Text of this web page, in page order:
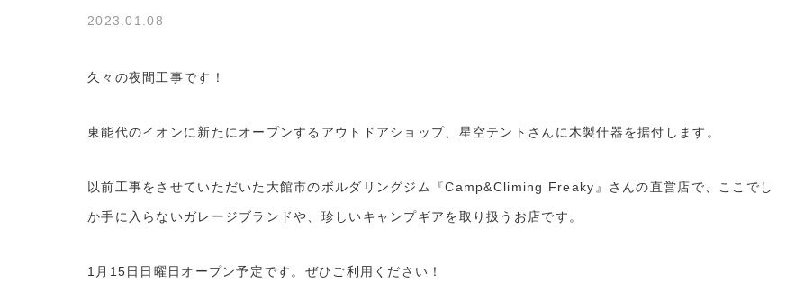
2023.01.08
久々の夜間工事です！
東能代のイオンに新たにオープンするアウトドアショップ、星空テントさんに木製什器を据付します。
以前工事をさせていただいた大館市のボルダリングジム『Camp&Climing Freaky』さんの直営店で、ここでし
か手に入らないガレージブランドや、珍しいキャンプギアを取り扱うお店です。
1月15日日曜日オープン予定です。ぜひご利用ください！